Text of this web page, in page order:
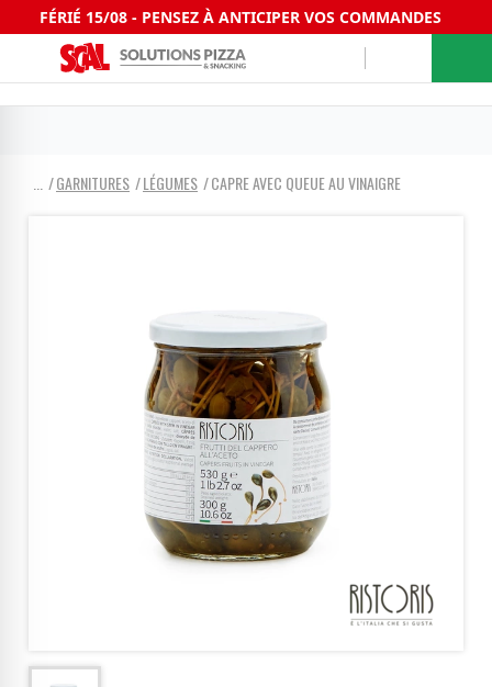
FÉRIÉ 15/08 - PENSEZ À ANTICIPER VOS COMMANDES
GARNITURES LÉGUMES CAPRE AVEC QUEUE AU VINAIGRE